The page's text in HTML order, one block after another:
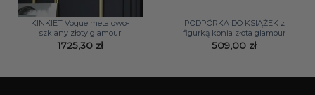
KINKIET Vogue metalowo-
szklany złoty glamour
1725,30 zł
PODPÓRKA DO KSIĄŻEK z
figurką konia złota glamour
509,00 zł